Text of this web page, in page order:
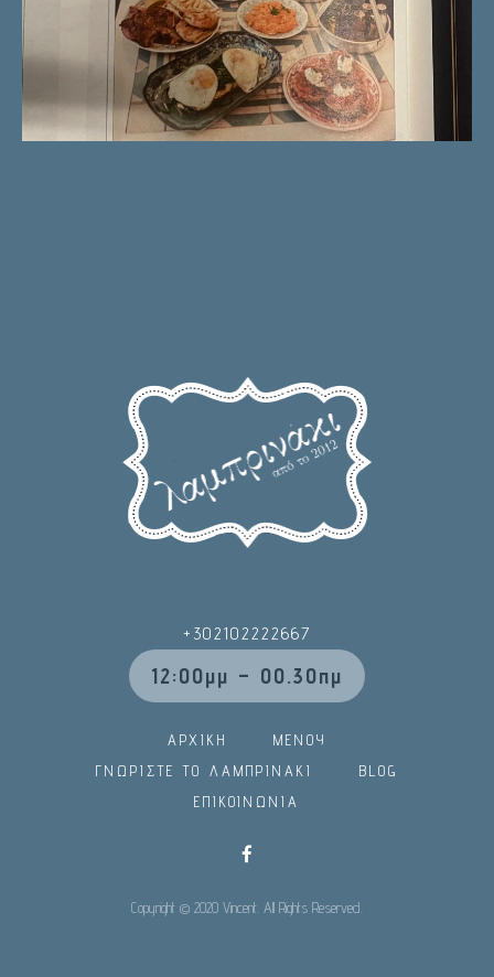
+302102222667
12:00μμ – 00.30πμ
ΑΡΧΙΚΗ
ΜΕΝΟΥ
ΓΝΩΡΙΣΤΕ ΤΟ ΛΑΜΠΡΙΝΑΚΙ
BLOG
ΕΠΙΚΟΙΝΩΝΙΑ
Copyright © 2020 Vincent. All Rights Reserved.